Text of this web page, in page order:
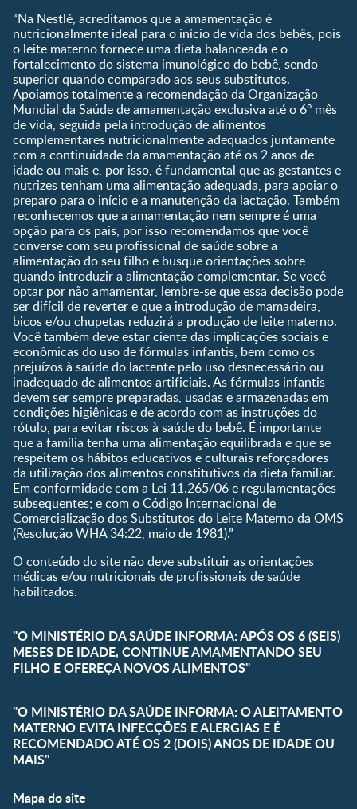
Fale conosco
Shopping
Compre Agora
Gravidez
Pós-Parto
0 a 5 meses
6 a 8 meses
9 a 12 meses
1 a 3 anos
Pré-escolar
Desenvolvimento
Ser Mãe e Pai
Nutrição, Alimentação e
Saúde
Ferramentas
Quando eu ficarei fértil?
Que dia meu bebê vai
nascer?
Guia de Nomes para Bebê
Calendário de semanas de
gravidez
Calculadora de cor dos
olhos
Curva de crescimento do
bebê
Planeta dos Pais
Receitas
“Na Nestlé, acreditamos que a amamentação é
nutricionalmente ideal para o início de vida dos bebês, pois
o leite materno fornece uma dieta balanceada e o
fortalecimento do sistema imunológico do bebê, sendo
superior quando comparado aos seus substitutos.
Apoiamos totalmente a recomendação da Organização
Mundial da Saúde de amamentação exclusiva até o 6º mês
de vida, seguida pela introdução de alimentos
complementares nutricionalmente adequados juntamente
com a continuidade da amamentação até os 2 anos de
idade ou mais e, por isso, é fundamental que as gestantes e
nutrizes tenham uma alimentação adequada, para apoiar o
preparo para o início e a manutenção da lactação. Também
reconhecemos que a amamentação nem sempre é uma
opção para os pais, por isso recomendamos que você
converse com seu profissional de saúde sobre a
alimentação do seu filho e busque orientações sobre
quando introduzir a alimentação complementar. Se você
optar por não amamentar, lembre-se que essa decisão pode
ser difícil de reverter e que a introdução de mamadeira,
bicos e/ou chupetas reduzirá a produção de leite materno.
Você também deve estar ciente das implicações sociais e
econômicas do uso de fórmulas infantis, bem como os
prejuízos à saúde do lactente pelo uso desnecessário ou
inadequado de alimentos artificiais. As fórmulas infantis
devem ser sempre preparadas, usadas e armazenadas em
condições higiênicas e de acordo com as instruções do
rótulo, para evitar riscos à saúde do bebê. É importante
que a família tenha uma alimentação equilibrada e que se
respeitem os hábitos educativos e culturais reforçadores
da utilização dos alimentos constitutivos da dieta familiar.
Em conformidade com a Lei 11.265/06 e regulamentações
subsequentes; e com o Código Internacional de
Comercialização dos Substitutos do Leite Materno da OMS
(Resolução WHA 34:22, maio de 1981).”
O conteúdo do site não deve substituir as orientações
médicas e/ou nutricionais de profissionais de saúde
habilitados.
"O MINISTÉRIO DA SAÚDE INFORMA: APÓS OS 6 (SEIS)
MESES DE IDADE, CONTINUE AMAMENTANDO SEU
FILHO E OFEREÇA NOVOS ALIMENTOS"
"O MINISTÉRIO DA SAÚDE INFORMA: O ALEITAMENTO
MATERNO EVITA INFECÇÕES E ALERGIAS E É
RECOMENDADO ATÉ OS 2 (DOIS) ANOS DE IDADE OU
MAIS"
Mapa do site